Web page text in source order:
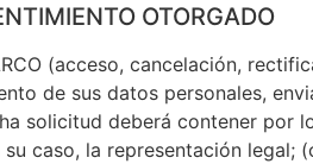
OTORGADO
(acceso, cancelación,
de sus datos personales,
solicitud deberá contener
caso, la representación